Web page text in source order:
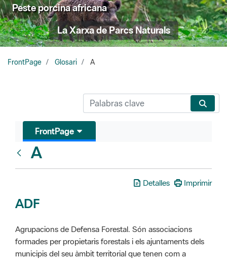
Peste porcina africana
La Xarxa de Parcs Naturals
FrontPage Glosari A
FrontPage
A
Detalles Imprimir
ADF
Agrupacions de Defensa Forestal. Són associacions
formades per propietaris forestals i els ajuntaments dels
municipis del seu àmbit territorial que tenen com a